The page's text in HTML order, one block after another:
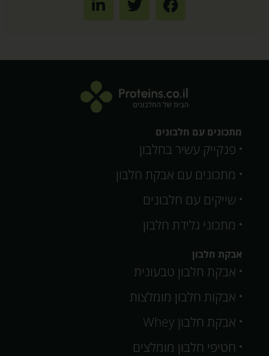
מתכונים עם חלבונים
פנקייק עשיר בחלבון
מתכונים עם אבקת חלבון
שייקים עם חלבונים
מתכוני גלידת חלבון
אבקת חלבון
אבקת חלבון טבעונית
אבקות חלבון מומלצות
אבקת חלבון Whey
חטיפי חלבון מומלצים